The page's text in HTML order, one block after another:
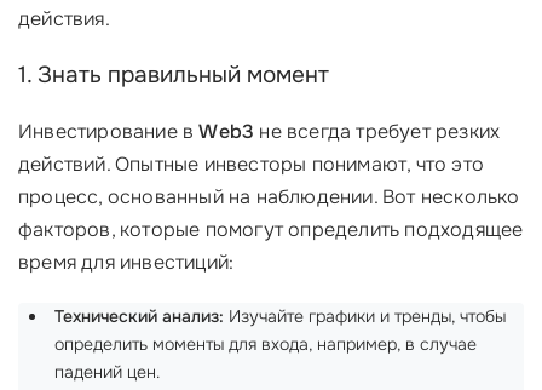
действия.
1. Знать правильный момент
Инвестирование вWeb3 не всегда требует резких
действий. Опытные инвесторы понимают, что это
процесс, основанный на наблюдении. Вот несколько
факторов, которые помогут определить подходящее
время для инвестиций:
Технический анализ: Изучайте графики и тренды, чтобы
определить моменты для входа, например, в случае
падений цен.